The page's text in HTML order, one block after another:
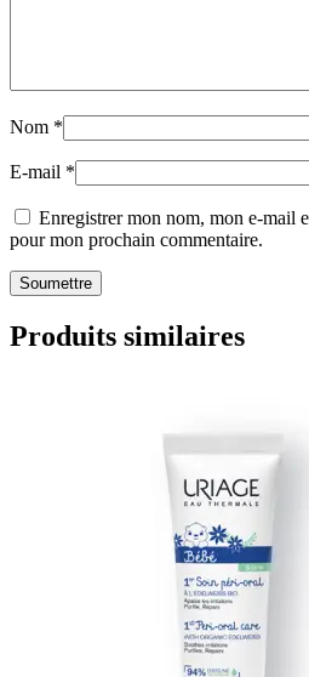
Nom *
E-mail *
Enregistrer mon nom, mon e-mail
pour mon prochain commentaire.
Produits similaires